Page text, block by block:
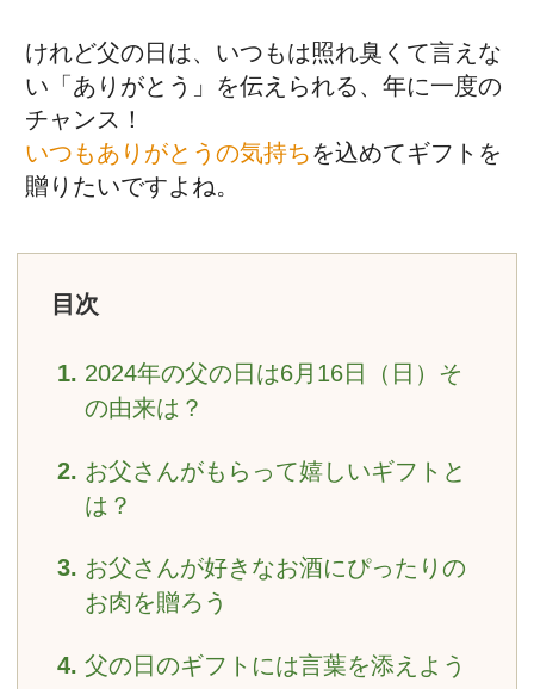
けれど父の日は、いつもは照れ臭くて言えな
い「ありがとう」を伝えられる、年に一度の
チャンス！
いつもありがとうの気持ちを込めてギフトを
贈りたいですよね。
目次
2024年の父の日は6月16日（日）そ
の由来は？
お父さんがもらって嬉しいギフトと
は？
お父さんが好きなお酒にぴったりの
お肉を贈ろう
父の日のギフトには言葉を添えよう